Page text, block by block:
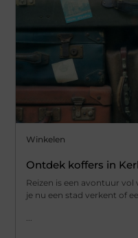
Winkelen
Ontdek koffers in
Reizen is een avontuur
je nu een stad verkent of